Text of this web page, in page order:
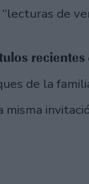
de
recientes
de la